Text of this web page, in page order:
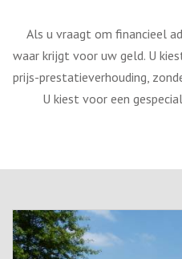
Als u vraagt om financieel
waar krijgt voor uw geld. U
prijs-prestatieverhouding,
U kiest voor een